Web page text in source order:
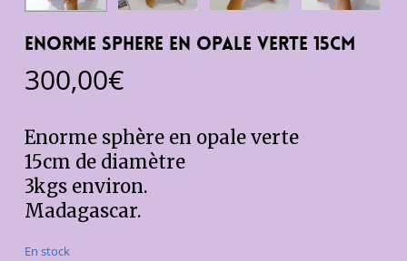
Enorme sphere en opale verte 15cm
300,00€
Enorme sphère en opale verte
15cm de diamètre
3kgs environ.
Madagascar.
En stock